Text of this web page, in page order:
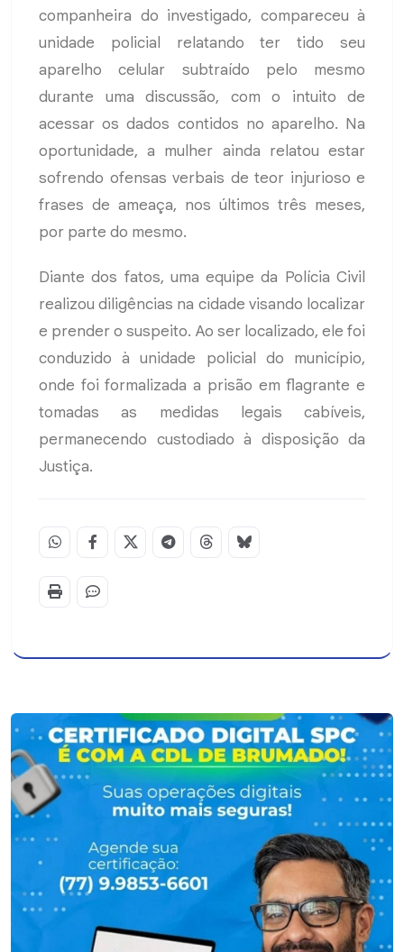
companheira do investigado, compareceu à
unidade policial relatando ter tido seu
aparelho celular subtraído pelo mesmo
durante uma discussão, com o intuito de
acessar os dados contidos no aparelho. Na
oportunidade, a mulher ainda relatou estar
sofrendo ofensas verbais de teor injurioso e
frases de ameaça, nos últimos três meses,
por parte do mesmo.
Diante dos fatos, uma equipe da Polícia Civil
realizou diligências na cidade visando localizar
e prender o suspeito. Ao ser localizado, ele foi
conduzido à unidade policial do município,
onde foi formalizada a prisão em flagrante e
tomadas as medidas legais cabíveis,
permanecendo custodiado à disposição da
Justiça.